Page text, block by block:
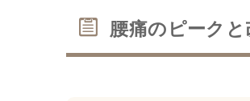
腰痛のピーク